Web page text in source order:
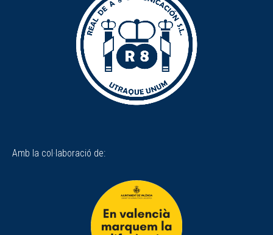
Amb la col·laboració de: